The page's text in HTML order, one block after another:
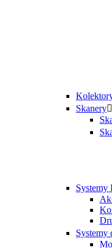
Skanery
Systemy
Systemy